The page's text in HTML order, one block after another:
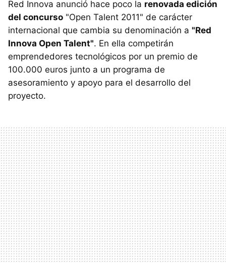
Red Innova anunció hace poco la renovada edición
del concurso "Open Talent 2011" de carácter
internacional que cambia su denominación a "Red
Innova Open Talent". En ella competirán
emprendedores tecnológicos por un premio de
100.000 euros junto a un programa de
asesoramiento y apoyo para el desarrollo del
proyecto.